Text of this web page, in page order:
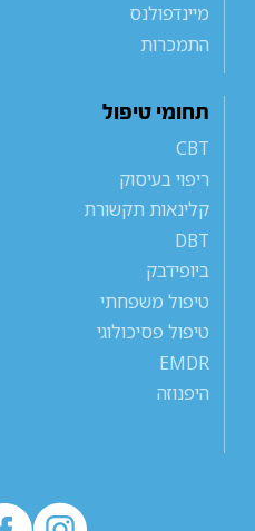
מיינדפולנס
התמכרות
תחומי טיפול
CBT
ריפוי בעיסוק
קלינאות תקשורת
DBT
ביופידבק
טיפול משפחתי
טיפול פסיכולוגי
EMDR
היפנוזה